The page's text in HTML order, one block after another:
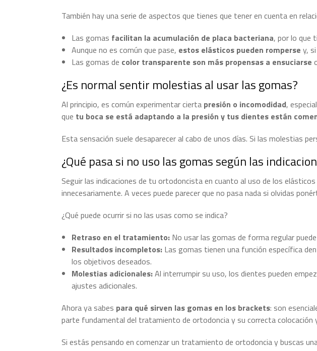
También hay una serie de aspectos que tienes que tener en cuenta en
Las gomas facilitan la acumulación de placa bacteriana, por lo que
Aunque no es común que pase, estos elásticos pueden romperse y,
Las gomas de color transparente son más propensas a ensuciarse
¿Es normal sentir molestias al usar las gomas?
Al principio, es común experimentar cierta presión o incomodidad,
que tu boca se está adaptando a la presión y tus dientes están
Esta sensación suele desaparecer al cabo de unos días. Si las molestias
¿Qué pasa si no uso las gomas según las
Seguir las indicaciones de tu ortodoncista en cuanto al uso de los
innecesariamente. A veces puede parecer que no pasa nada si olvidas
¿Qué puede ocurrir si no las usas como se indica?
Retraso en el tratamiento: No usar las gomas de forma regular
Resultados incompletos: Las gomas tienen una función específica
los objetivos deseados.
Molestias adicionales:Al interrumpir su uso, los dientes pueden
ajustes adicionales.
Ahora ya sabes para qué sirven las gomas en los brackets: son
parte fundamental del tratamiento de ortodoncia y su correcta colocación
Si estás pensando en comenzar un tratamiento de ortodoncia y buscas